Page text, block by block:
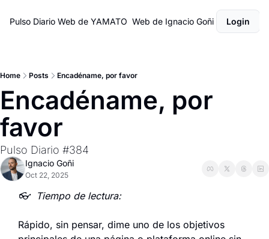
Pulso Diario Web de YAMATO Web de Ignacio Goñi Login
Home Posts Encadéname, por favor
Encadéname, por
favor
Pulso Diario #384
Ignacio Goñi
Oct 22, 2025
👓  Tiempo de lectura:
Rápido, sin pensar, dime uno de los objetivos